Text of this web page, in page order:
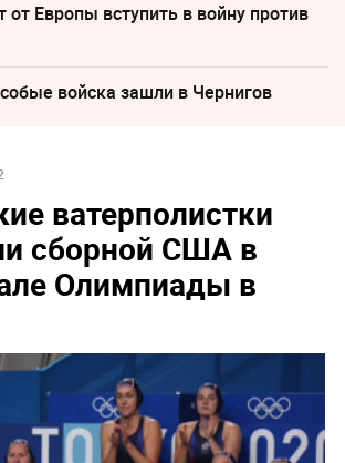
от Европы вступить в войну против
войска зашли в Чернигов
ватерполистки
сборной США в
Олимпиады в